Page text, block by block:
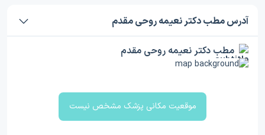
آدرس مطب دکتر نعیمه روحی مقدم
مطب دکتر نعیمه روحی مقدم
موقعیت مکانی پزشک مشخص نیست